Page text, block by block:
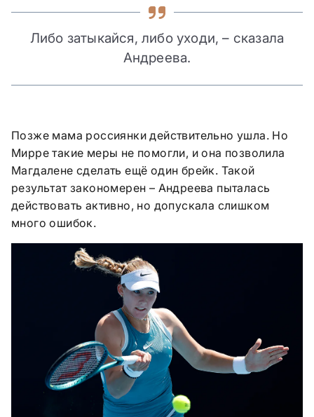
Либо затыкайся, либо уходи, – сказала
Андреева.
Позже мама россиянки действительно ушла. Но
Мирре такие меры не помогли, и она позволила
Магдалене сделать ещё один брейк. Такой
результат закономерен – Андреева пыталась
действовать активно, но допускала слишком
много ошибок.